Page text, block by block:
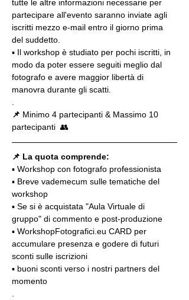
tutte le altre informazioni necessarie per
partecipare all'evento saranno inviate agli
iscritti mezzo e-mail entro il giorno prima
del suddetto.
▪️ Il workshop è studiato per pochi iscritti, in
modo da poter essere seguiti meglio dal
fotografo e avere maggior libertà di
manovra durante gli scatti.
📌 Minimo 4 partecipanti & Massimo 10
partecipanti  👥
📌 La quota comprende:
▪️ Workshop con fotografo professionista
▪️ Breve vademecum sulle tematiche del
workshop
▪️ Se si è acquistata "Aula Virtuale di
gruppo" di commento e post-produzione
▪️ WorkshopFotografici.eu CARD per
accumulare presenza e godere di futuri
sconti sulle iscrizioni
▪️ buoni sconti verso i nostri partners del
momento